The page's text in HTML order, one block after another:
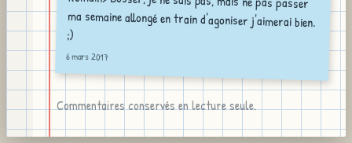
;)
6 mars 2017
Commentaires conservés en lecture seule.